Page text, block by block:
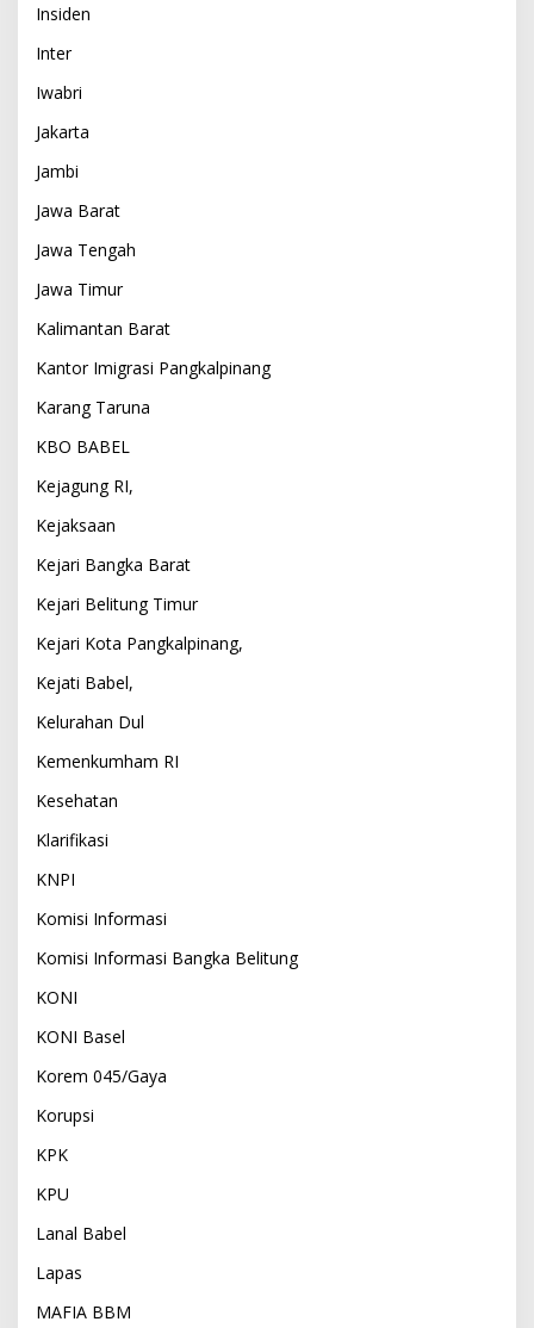
Insiden
Inter
Iwabri
Jakarta
Jambi
Jawa Barat
Jawa Tengah
Jawa Timur
Kalimantan Barat
Kantor Imigrasi Pangkalpinang
Karang Taruna
KBO BABEL
Kejagung RI,
Kejaksaan
Kejari Bangka Barat
Kejari Belitung Timur
Kejari Kota Pangkalpinang,
Kejati Babel,
Kelurahan Dul
Kemenkumham RI
Kesehatan
Klarifikasi
KNPI
Komisi Informasi
Komisi Informasi Bangka Belitung
KONI
KONI Basel
Korem 045/Gaya
Korupsi
KPK
KPU
Lanal Babel
Lapas
MAFIA BBM